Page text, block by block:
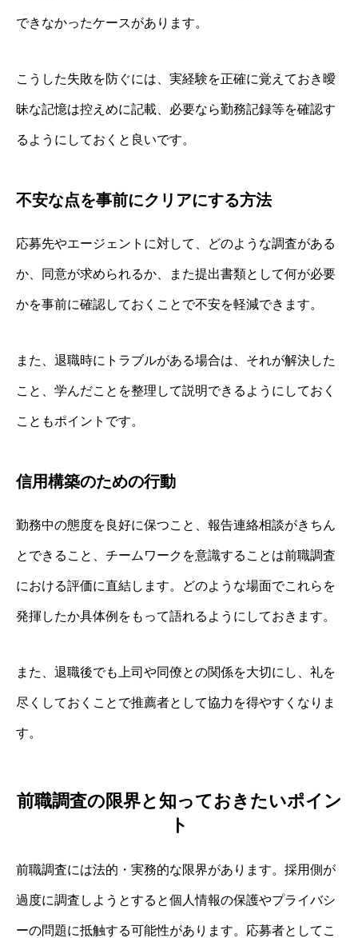
できなかったケースがあります。
こうした失敗を防ぐには、実経験を正確に覚えておき曖
昧な記憶は控えめに記載、必要なら勤務記録等を確認す
るようにしておくと良いです。
不安な点を事前にクリアにする方法
応募先やエージェントに対して、どのような調査がある
か、同意が求められるか、また提出書類として何が必要
かを事前に確認しておくことで不安を軽減できます。
また、退職時にトラブルがある場合は、それが解決した
こと、学んだことを整理して説明できるようにしておく
こともポイントです。
信用構築のための行動
勤務中の態度を良好に保つこと、報告連絡相談がきちん
とできること、チームワークを意識することは前職調査
における評価に直結します。どのような場面でこれらを
発揮したか具体例をもって語れるようにしておきます。
また、退職後でも上司や同僚との関係を大切にし、礼を
尽くしておくことで推薦者として協力を得やすくなりま
す。
前職調査の限界と知っておきたいポイン
ト
前職調査には法的・実務的な限界があります。採用側が
過度に調査しようとすると個人情報の保護やプライバシ
ーの問題に抵触する可能性があります。応募者としてこ